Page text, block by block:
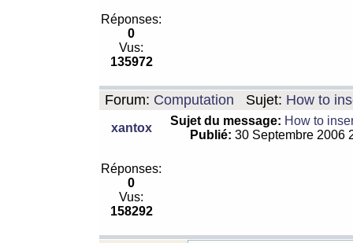
Réponses:
0
Vus:
135972
Forum: Computation Sujet: How to
xantox
Sujet du message: How to
Publié: 30 Septembre 2006
Réponses:
0
Vus:
158292